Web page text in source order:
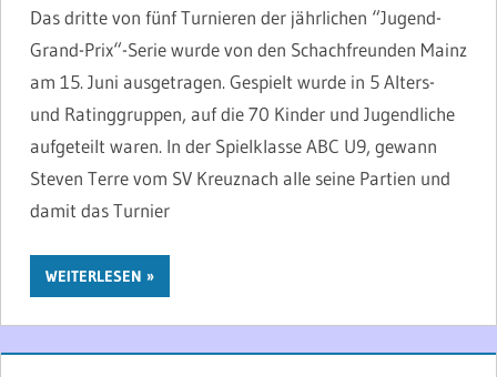
Das dritte von fünf Turnieren der jährlichen “Jugend-
Grand-Prix“-Serie wurde von den Schachfreunden Mainz
am 15. Juni ausgetragen. Gespielt wurde in 5 Alters-
und Ratinggruppen, auf die 70 Kinder und Jugendliche
aufgeteilt waren. In der Spielklasse ABC U9, gewann
Steven Terre vom SV Kreuznach alle seine Partien und
damit das Turnier
WEITERLESEN